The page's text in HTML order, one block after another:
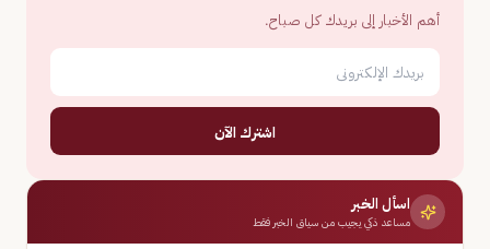
أهم الأخبار إلى بريدك كل صباح.
اشترك الآن
اسأل الخبر
مساعد ذكي يجيب من سياق الخبر فقط